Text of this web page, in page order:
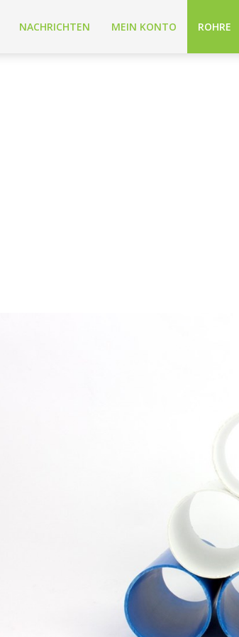
NACHRICHTEN MEIN KONTO ROHRE